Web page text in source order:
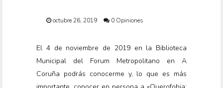
octubre 26, 2019 0 Opiniones
El 4 de noviembre de 2019 en la Biblioteca
Municipal del Forum Metropolitano en A
Coruña podrás conocerme y, lo que es más